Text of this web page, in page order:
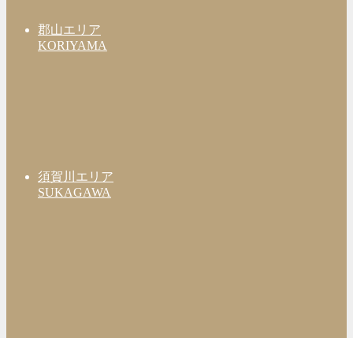
郡山エリア
KORIYAMA
須賀川エリア
SUKAGAWA